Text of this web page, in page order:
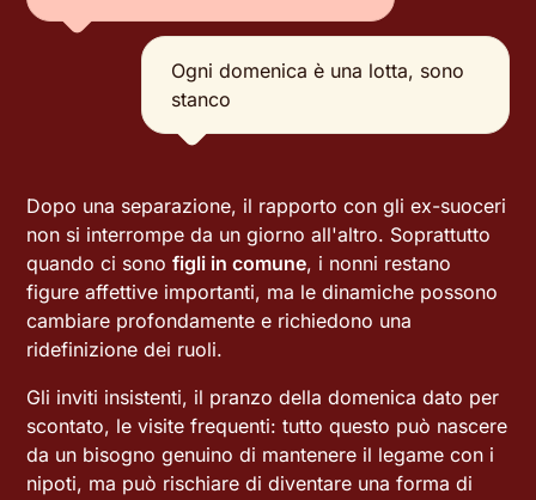
Ogni domenica è una lotta, sono
stanco
Dopo una separazione, il rapporto con gli ex-suoceri
non si interrompe da un giorno all'altro. Soprattutto
quando ci sonofigli in comune, i nonni restano
figure affettive importanti, ma le dinamiche possono
cambiare profondamente e richiedono una
ridefinizione dei ruoli.
Gli inviti insistenti, il pranzo della domenica dato per
scontato, le visite frequenti: tutto questo può nascere
da un bisogno genuino di mantenere il legame con i
nipoti, ma può rischiare di diventare una forma di